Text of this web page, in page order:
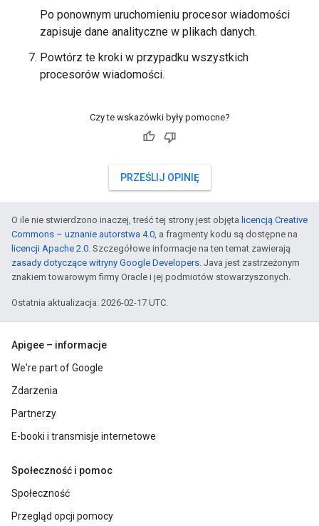
Po ponownym uruchomieniu procesor wiadomości
zapisuje dane analityczne w plikach danych.
Powtórz te kroki w przypadku wszystkich
procesorów wiadomości.
Czy te wskazówki były pomocne?
PRZEŚLIJ OPINIĘ
O ile nie stwierdzono inaczej, treść tej strony jest objęta licencją Creative
Commons – uznanie autorstwa 4.0, a fragmenty kodu są dostępne na
licencji Apache 2.0. Szczegółowe informacje na ten temat zawierają
zasady dotyczące witryny Google Developers. Java jest zastrzeżonym
znakiem towarowym firmy Oracle i jej podmiotów stowarzyszonych.
Ostatnia aktualizacja: 2026-02-17 UTC.
Apigee – informacje
We're part of Google
Zdarzenia
Partnerzy
E-booki i transmisje internetowe
Społeczność i pomoc
Społeczność
Przegląd opcji pomocy